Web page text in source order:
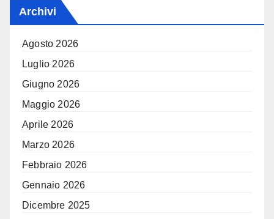
Archivi
Agosto 2026
Luglio 2026
Giugno 2026
Maggio 2026
Aprile 2026
Marzo 2026
Febbraio 2026
Gennaio 2026
Dicembre 2025